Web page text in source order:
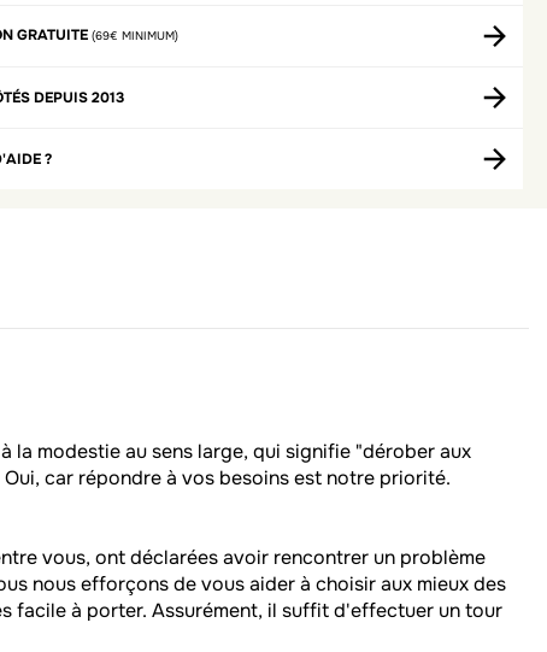
GRATUITE (69€ MINIMUM)
DEPUIS 2013
?
la modestie au sens large, qui signifie "dérober aux
car répondre à vos besoins est notre priorité.
vous, ont déclarées avoir rencontrer un problème
nous efforçons de vous aider à choisir aux mieux des
facile à porter. Assurément, il suffit d'effectuer un tour